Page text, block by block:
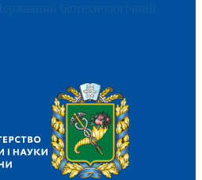
Державний біотехнологічний